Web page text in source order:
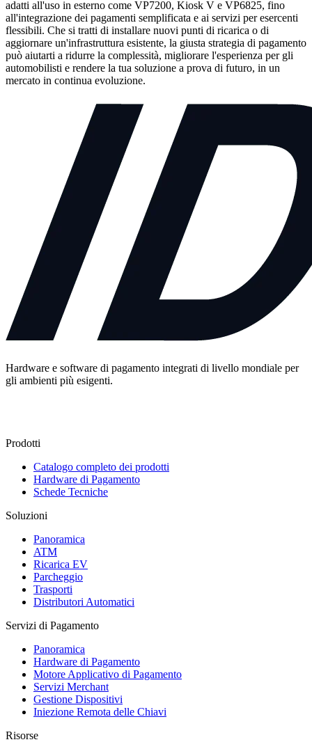
adatti all'uso in esterno come VP7200, Kiosk V e VP6825, fino
all'integrazione dei pagamenti semplificata e ai servizi per esercenti
flessibili. Che si tratti di installare nuovi punti di ricarica o di
aggiornare un'infrastruttura esistente, la giusta strategia di pagamento
può aiutarti a ridurre la complessità, migliorare l'esperienza per gli
automobilisti e rendere la tua soluzione a prova di futuro, in un
mercato in continua evoluzione.
Hardware e software di pagamento integrati di livello mondiale per
gli ambienti più esigenti.
Prodotti
Catalogo completo dei prodotti
Hardware di Pagamento
Schede Tecniche
Soluzioni
Panoramica
ATM
Ricarica EV
Parcheggio
Trasporti
Distributori Automatici
Servizi di Pagamento
Panoramica
Hardware di Pagamento
Motore Applicativo di Pagamento
Servizi Merchant
Gestione Dispositivi
Iniezione Remota delle Chiavi
Risorse